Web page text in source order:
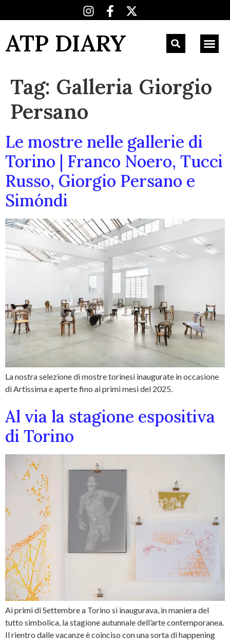
ATP DIARY
Tag: Galleria Giorgio
Persano
Le mostre nelle gallerie di
Torino | Franco Noero, Tucci
Russo, Giorgio Persano e
Simóndi
La nostra selezione di mostre torinesi inaugurate in occasione
di Artissima e aperte fino ai primi mesi del 2025.
Al via la stagione espositiva
di Torino
Ai primi di Settembre a Torino si inaugurava, in maniera del
tutto simbolica, la stagione autunnale dell’arte contemporanea.
Il rientro dalle vacanze è coinciso con una sorta di happening